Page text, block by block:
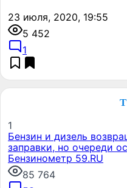
23 июля, 2020, 19:55
5 452
1
1
Бензин и дизель
заправки, но очереди
Бензинометр 59.RU
85 764